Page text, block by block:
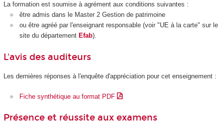
La formation est soumise à agrément aux conditions suivantes :
être admis dans le Master 2 Gestion de patrimoine
ou être agréé par l'enseignant responsable (voir "UE à la carte" sur le
site du département Efab).
L'avis des auditeurs
Les dernières réponses à l'enquête d'appréciation pour cet enseignement :
Fiche synthétique au format PDF
Présence et réussite aux examens